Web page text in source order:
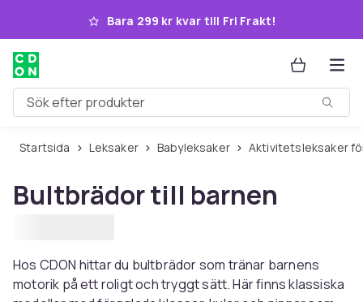
Hoppa till huvudinnehållet
Bara 299 kr kvar till Fri Frakt!
Sök efter produkter
Startsida Leksaker Babyleksaker Aktivitetsleksaker
Bultbrädor till barnen
Hos CDON hittar du bultbrädor som tränar barnens
motorik på ett roligt och tryggt sätt. Här finns klassiska